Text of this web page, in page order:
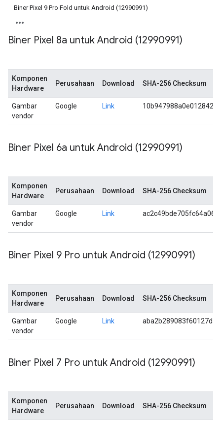
Biner Pixel 9 Pro Fold untuk Android (12990991)
Biner Pixel 8a untuk Android (12990991)
Komponen
Hardware
Perusahaan Download SHA-256 Checksum
Gambar
vendor
Google Link
Biner Pixel 6a untuk Android (12990991)
Komponen
Hardware
Perusahaan Download SHA-256 Checksum
Gambar
vendor
Google Link
Biner Pixel 9 Pro untuk Android (12990991)
Komponen
Hardware
Perusahaan Download SHA-256 Checksum
Gambar
vendor
Google Link
Biner Pixel 7 Pro untuk Android (12990991)
Komponen
Hardware
Perusahaan Download SHA-256 Checksum